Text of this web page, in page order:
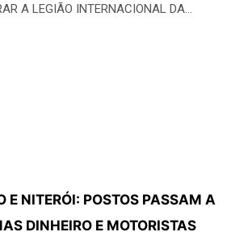
A LEGIÃO INTERNACIONAL DA...
E NITERÓI: POSTOS PASSAM A
DINHEIRO E MOTORISTAS